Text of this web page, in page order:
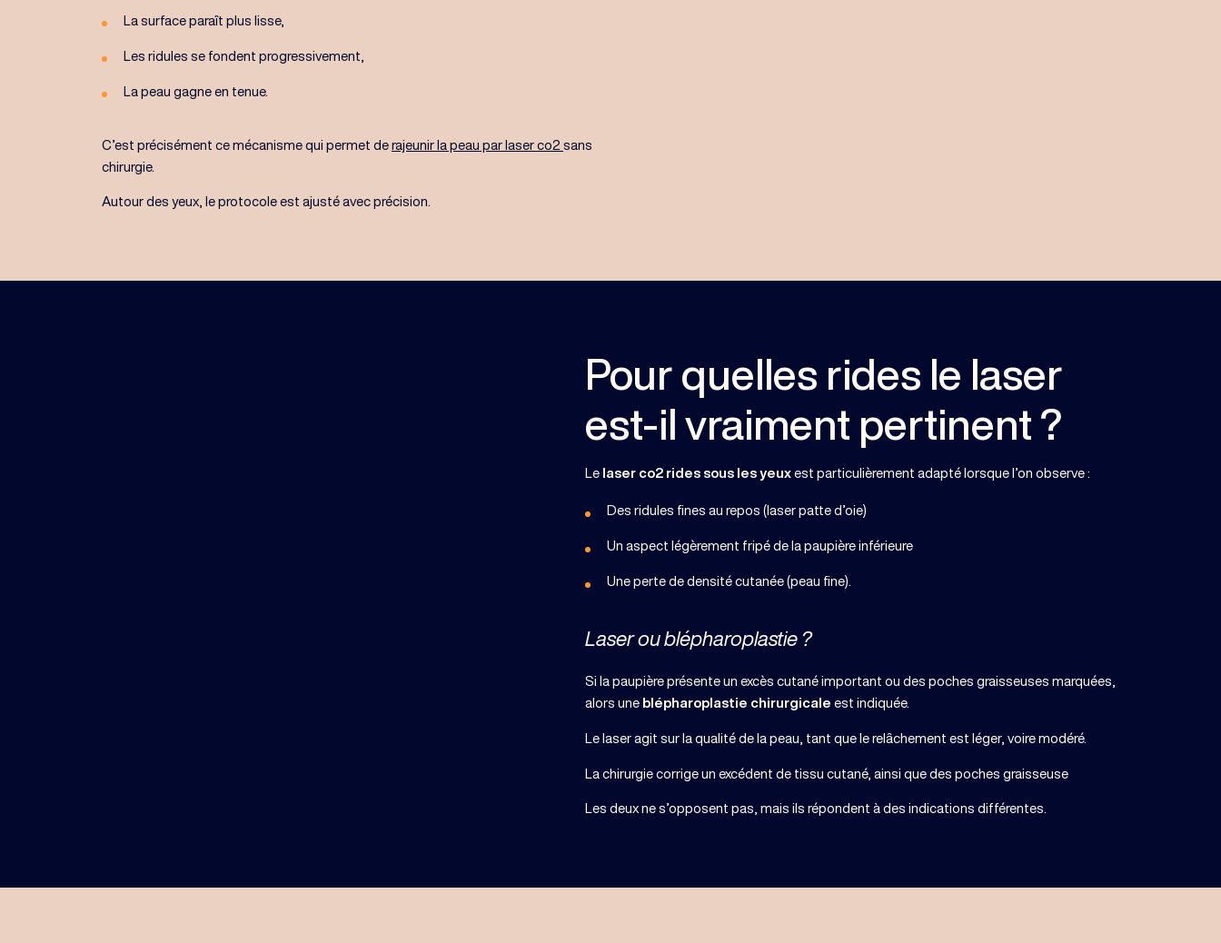
La surface paraît plus lisse,
Les ridules se fondent progressivement,
La peau gagne en tenue.
C’est précisément ce mécanisme qui permet de rajeunir la peau par laser co2 sans
chirurgie.
Autour des yeux, le protocole est ajusté avec précision.
Pour quelles rides le laser
est-il vraiment pertinent ?
Le laser co2 rides sous les yeuxest particulièrement adapté lorsque l’on observe :
Des ridules fines au repos (laser patte d’oie)
Un aspect légèrement fripé de la paupière inférieure
Une perte de densité cutanée (peau fine).
Laser ou blépharoplastie ?
Si la paupière présente un excès cutané important ou des poches graisseuses marquées,
alors une blépharoplastie chirurgicale est indiquée.
Le laser agit sur la qualité de la peau, tant que le relâchement est léger, voire modéré.
La chirurgie corrige un excédent de tissu cutané, ainsi que des poches graisseuse
Les deux ne s’opposent pas, mais ils répondent à des indications différentes.